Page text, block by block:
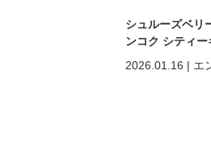
シュルーズベリ
ンコク シティ
2026.01.16 | エ